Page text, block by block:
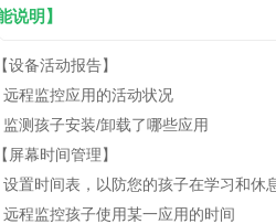
说明】
备活动报告】
监控应用的活动状况
孩子安装/卸载了哪些应用
幕时间管理】
时间表，以防您的孩子在学习和休
监控孩子使用某一应用的时间